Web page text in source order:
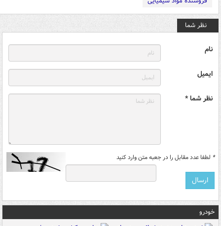
نظر شما
نام
ایمیل
نظر شما *
* لطفا عدد مقابل را در جعبه متن وارد کنید
خودرو